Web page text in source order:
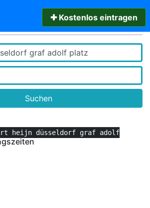
✚ Kostenlos eintragen
Suchen
heijn düsseldorf graf adolf